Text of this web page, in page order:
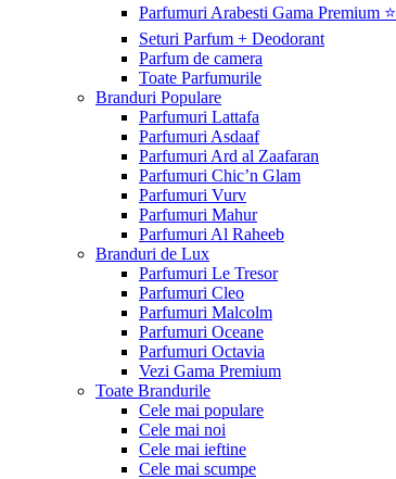
Parfumuri Arabesti Gama Premium ⭐
Seturi Parfum + Deodorant
Parfum de camera
Toate Parfumurile
Branduri Populare
Parfumuri Lattafa
Parfumuri Asdaaf
Parfumuri Ard al Zaafaran
Parfumuri Chic’n Glam
Parfumuri Vurv
Parfumuri Mahur
Parfumuri Al Raheeb
Branduri de Lux
Parfumuri Le Tresor
Parfumuri Cleo
Parfumuri Malcolm
Parfumuri Oceane
Parfumuri Octavia
Vezi Gama Premium
Toate Brandurile
Cele mai populare
Cele mai noi
Cele mai ieftine
Cele mai scumpe